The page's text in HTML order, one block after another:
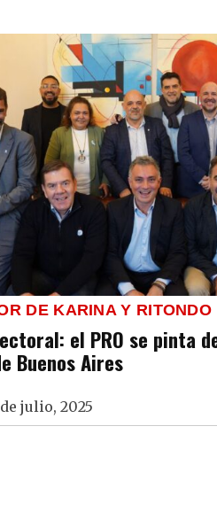
DE KARINA Y RITONDO
el PRO se pinta
Buenos Aires
julio, 2025